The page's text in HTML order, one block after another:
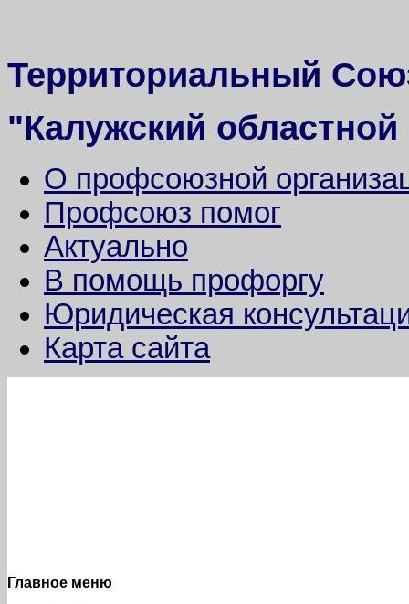
Территориальный
"Калужский
О профсоюзной
Профсоюз помог
Актуально
В помощь профоргу
Юридическая
Карта сайта
Главное меню